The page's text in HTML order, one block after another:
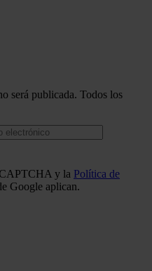
será publicada. Todos los
y la Política de
Google aplican.